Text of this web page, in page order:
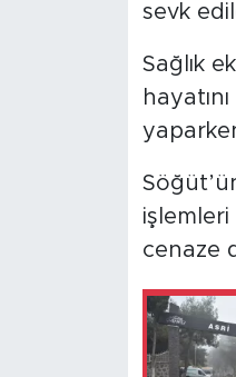
sevk
Sağlık
işlemleri
cenaze